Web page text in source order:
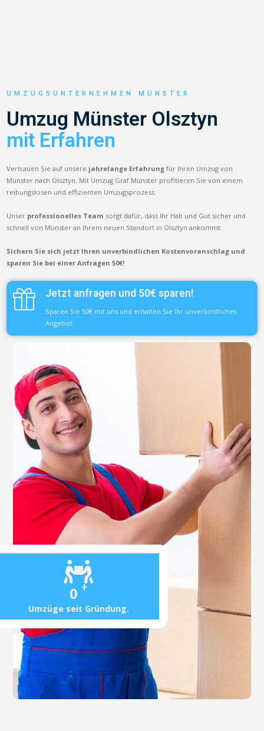
0 +
Umzüge seit Gründung.
UMZUGSUNTERNEHMEN MÜNSTER
Umzug Münster Olsztyn
mit Erfahren
Vertrauen Sie auf unsere jahrelange Erfahrung für Ihren Umzug von
Münster nach Olsztyn. Mit Umzug Graf Münster profitieren Sie von einem
reibungslosen und effizienten Umzugsprozess.
Unser professionelles Team sorgt dafür, dass Ihr Hab und Gut sicher und
schnell von Münster an Ihrem neuen Standort in Olsztyn ankommt.
Sichern Sie sich jetzt Ihren unverbindlichen Kostenvoranschlag und
sparen Sie bei einer Anfragen 50€!
Jetzt anfragen und 50€ sparen!
Sparen Sie 50€ mit uns und erhalten Sie Ihr unverbindliches
Angebot.